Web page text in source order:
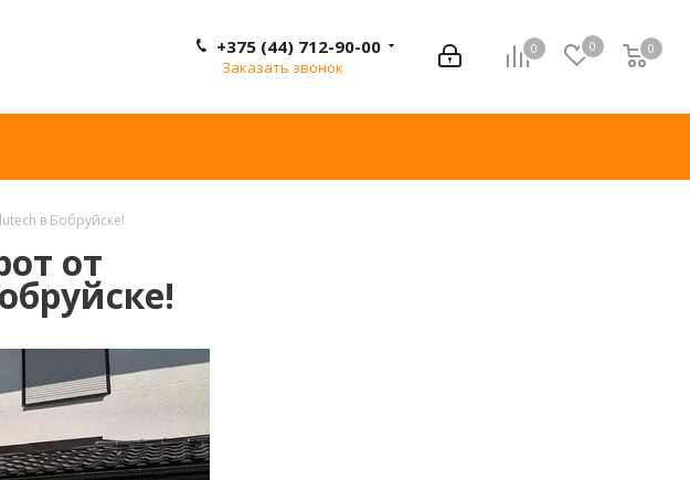
0 0 0
0
+375 (44) 712-90-00
Заказать звонок
в Бобруйске!
от